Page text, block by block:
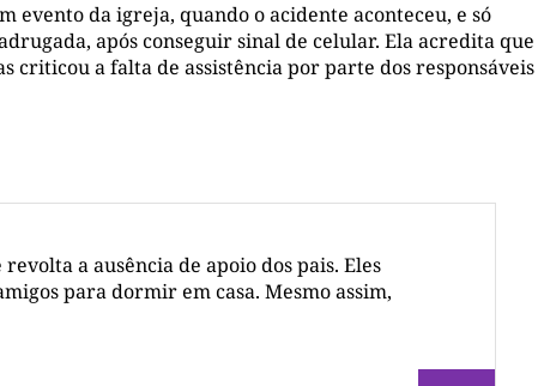
evento da igreja, quando o acidente aconteceu, e só
após conseguir sinal de celular. Ela acredita que
criticou a falta de assistência por parte dos responsáveis
a ausência de apoio dos pais. Eles
para dormir em casa. Mesmo assim,